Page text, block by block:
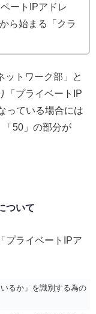
ートIPアドレ
ら始まる「クラ
ットワーク部」と
「プライベートIP
っている場合には
「50」の部分が
ついて
プライベートIPア
るか」を識別する為の